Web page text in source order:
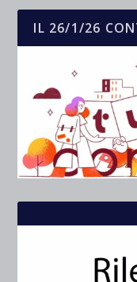
IL 26/1/26